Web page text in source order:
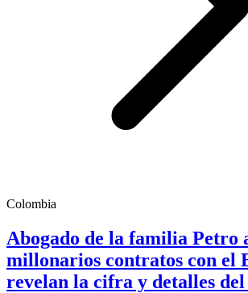
Colombia
Abogado de la familia Petro
millonarios contratos con el
revelan la cifra y detalles del